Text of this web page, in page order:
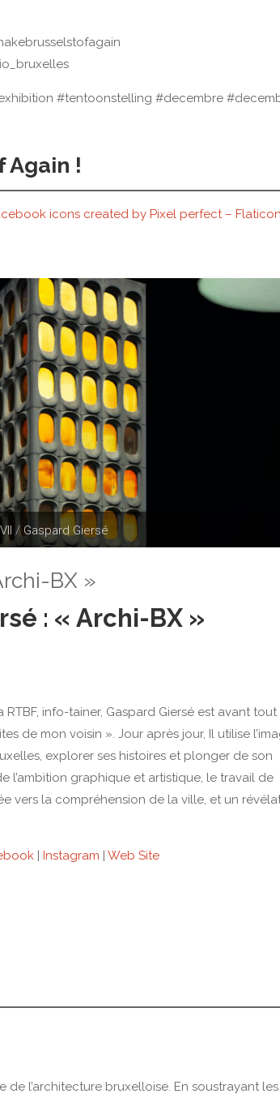
#tentoonstelling #decembre
Again !
icons created by Pixel perfect –
/ Gaspard Giersé
BX »
: « Archi-BX »
info-tainer, Gaspard Giersé est avant tout
de mon voisin ». Jour après jour, Il utilise
explorer ses histoires et plonger de son
l’ambition graphique et artistique, le travail de
vers la compréhension de la ville, et un
| Instagram | Web Site
l’architecture bruxelloise. En soustrayant les